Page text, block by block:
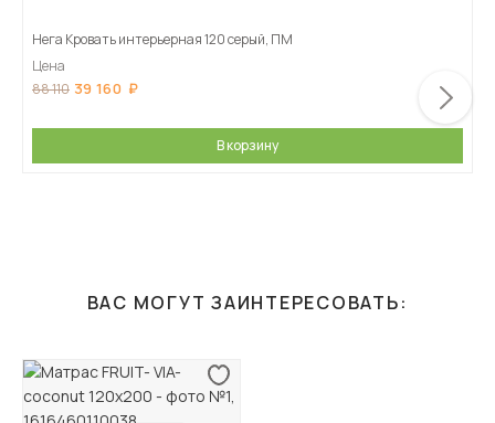
Нега Кровать интерьерная 120 серый, ПМ
Цена
88 110 39 160
В корзину
ВАС МОГУТ ЗАИНТЕРЕСОВАТЬ: